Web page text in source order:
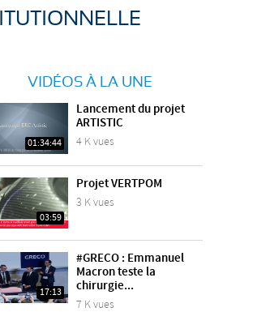
VIDÉOS À LA UNE
01:34:44
Lancement du projet
ARTISTIC
4 K vues
03:59
Projet VERTPOM
3 K vues
17:13
#GRECO : Emmanuel
Macron teste la
chirurgie...
7 K vues